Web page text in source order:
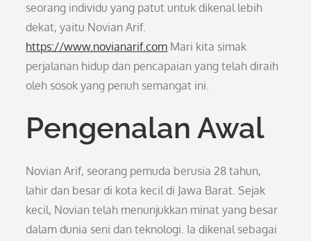
seorang individu yang patut untuk dikenal lebih
dekat, yaitu Novian Arif.
https://www.novianarif.com Mari kita simak
perjalanan hidup dan pencapaian yang telah diraih
oleh sosok yang penuh semangat ini.
Pengenalan Awal
Novian Arif, seorang pemuda berusia 28 tahun,
lahir dan besar di kota kecil di Jawa Barat. Sejak
kecil, Novian telah menunjukkan minat yang besar
dalam dunia seni dan teknologi. Ia dikenal sebagai